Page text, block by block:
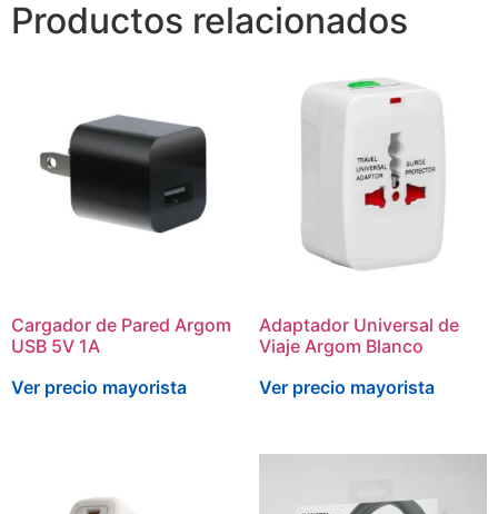
Productos relacionados
Cargador de Pared Argom
USB 5V 1A
Ver precio mayorista
Adaptador Universal de
Viaje Argom Blanco
Ver precio mayorista